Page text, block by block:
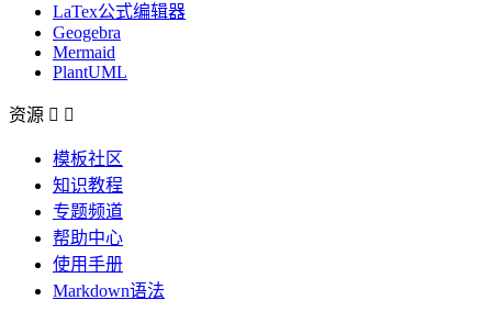
LaTex公式编辑器
Geogebra
Mermaid
PlantUML
资源  
模板社区
知识教程
专题频道
帮助中心
使用手册
Markdown语法